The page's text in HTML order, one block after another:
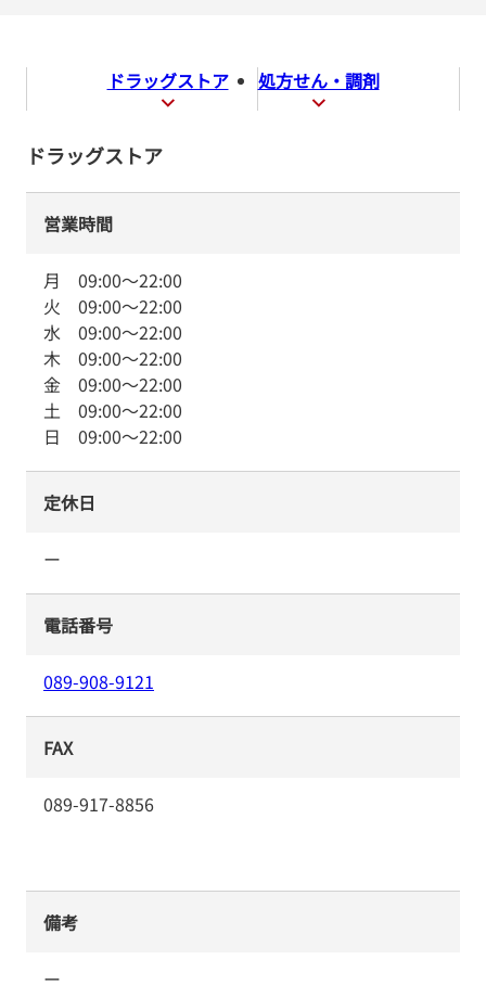
ドラッグストア 処方せん・調剤
ドラッグストア
営業時間
月 09:00～22:00
火 09:00～22:00
水 09:00～22:00
木 09:00～22:00
金 09:00～22:00
土 09:00～22:00
日 09:00～22:00
定休日
ー
電話番号
089-908-9121
FAX
089-917-8856
備考
ー